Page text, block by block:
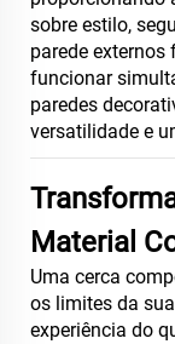
sobre estilo,
parede
funcionar
paredes
versatilidade e
Material
Uma cerca
os limites da
experiência do